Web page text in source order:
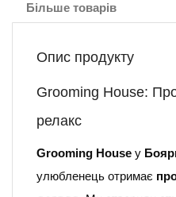
Більше товарів
Опис продукту
Grooming House:
релакс
Grooming House у
улюбленець отримає